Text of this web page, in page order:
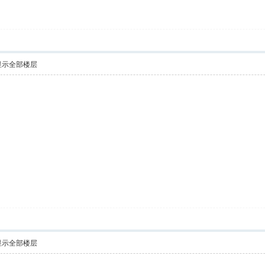
示全部楼层
示全部楼层